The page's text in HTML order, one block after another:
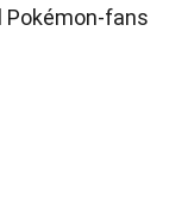
Pokémon-fans